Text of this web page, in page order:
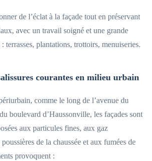
de l’éclat à la façade tout en préservant
avec un travail soigné et une grande
terrasses, plantations, trottoirs, menuiseries.
courantes en milieu urbain
comme le long de l’avenue du
boulevard d’Haussonville, les façades sont
aux particules fines, aux gaz
de la chaussée et aux fumées de
provoquent :